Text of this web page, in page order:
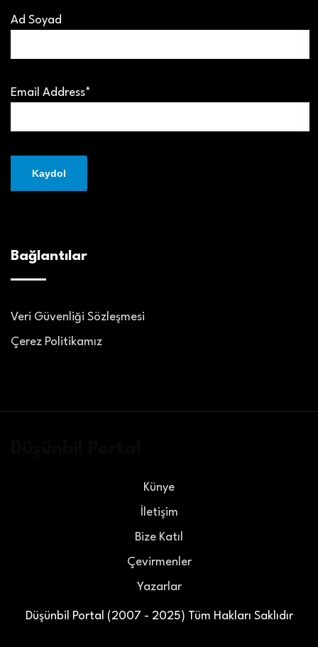
Ad Soyad
Email Address*
Bağlantılar
Veri Güvenliği Sözleşmesi
Çerez Politikamız
Düşünbil Portal (2007 - 2025) Tüm Hakları Saklıdır
Künye
İletişim
Bize Katıl
Çevirmenler
Yazarlar